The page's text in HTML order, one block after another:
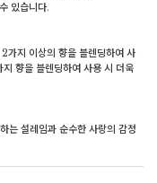
있습니다.
가지 이상의 향을 블렌딩하여 사
향을 블렌딩하여 사용 시 더욱
는 설레임과 순수한 사랑의 감정